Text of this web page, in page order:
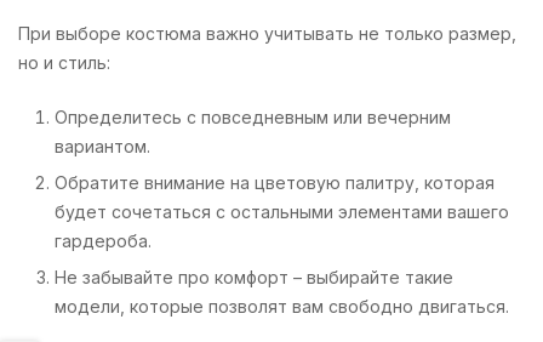
При выборе костюма важно учитывать не только размер,
но и стиль:
Определитесь с повседневным или вечерним
вариантом.
Обратите внимание на цветовую палитру, которая
будет сочетаться с остальными элементами вашего
гардероба.
Не забывайте про комфорт – выбирайте такие
модели, которые позволят вам свободно двигаться.